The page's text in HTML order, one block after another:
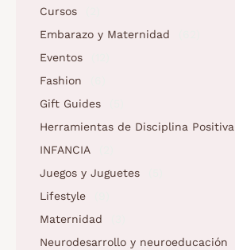
Cursos
Embarazo y Maternidad
Eventos
Fashion
Gift Guides
Herramientas de Disciplina Positiva
INFANCIA
Juegos y Juguetes
Lifestyle
Maternidad
Neurodesarrollo y neuroeducación